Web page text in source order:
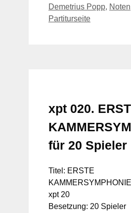
Demetrius Popp, Noten
Partiturseite
xpt 020.
für 20 Spieler
Titel: ERSTE
xpt 20
Besetzung: 20 Spieler